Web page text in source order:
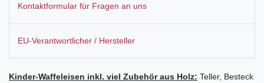
Kontaktformular für Fragen an uns
EU-Verantwortlicher / Hersteller
Kinder-Waffeleisen inkl. viel Zubehör aus Holz: Teller, Besteck